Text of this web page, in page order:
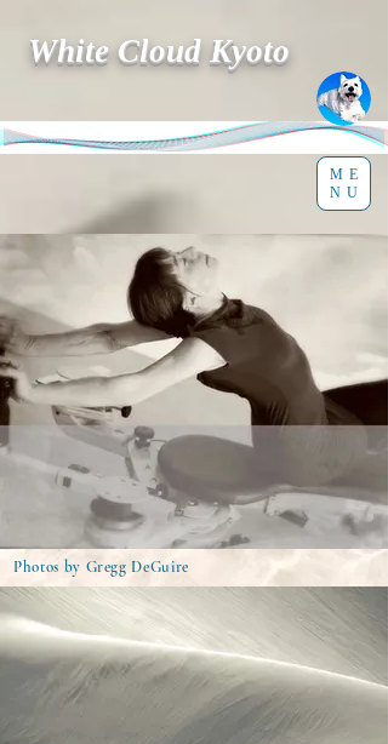
White Cloud Kyoto
ME
NU
Photos by Gregg DeGuire